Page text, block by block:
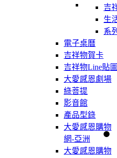
吉
生
系
電子桌曆
吉祥物賀卡
吉祥物Line貼圖
大愛感恩劇場
綠菩提
影音館
產品型錄
大愛感恩購物
網-亞洲
大愛感恩購物